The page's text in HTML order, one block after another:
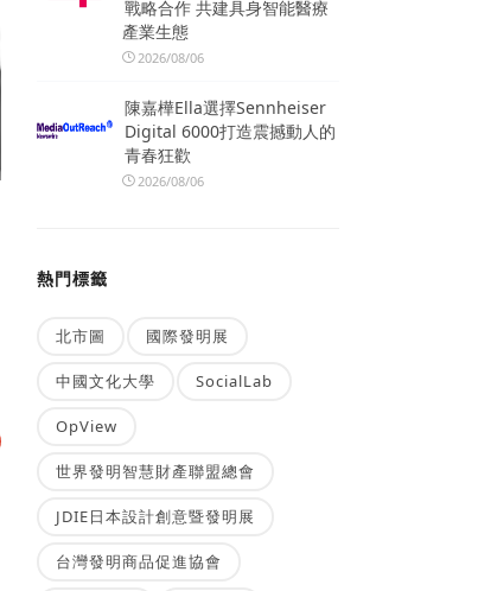
戰略合作 共建具身智能醫療
產業生態
2026/08/06
陳嘉樺Ella選擇Sennheiser
Digital 6000打造震撼動人的
青春狂歡
2026/08/06
熱門標籤
北市圖 國際發明展
中國文化大學 SocialLab
OpView
世界發明智慧財產聯盟總會
JDIE日本設計創意暨發明展
台灣發明商品促進協會